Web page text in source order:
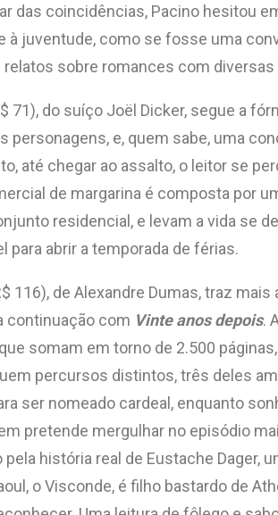
das coincidências, Pacino hesitou
à juventude, como se fosse uma
sobre romances com
71), do suíço Joël Dicker, segue a
e, quem sabe, uma
até chegar ao assalto, o leitor se
de margarina é composta por
residencial, e levam a vida se
abrir a temporada de férias.
116), de Alexandre Dumas, traz
continuação com Vinte anos depois.
somam em torno de 2.500
percursos distintos, três deles
ser nomeado cardeal, enquanto
pretende mergulhar no episódio
história real de Eustache Dager,
o Visconde, é filho bastardo de